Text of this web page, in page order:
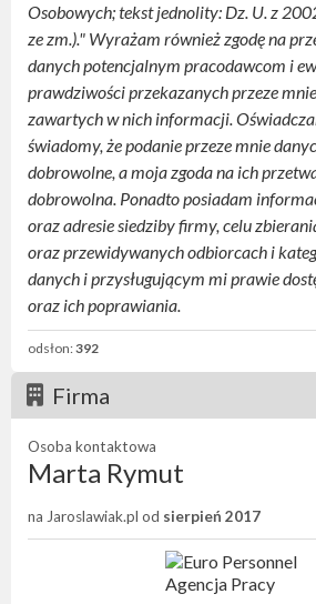
Osobowych; tekst jednolity: Dz. U. z
ze zm.)." Wyrażam również zgodę na
danych potencjalnym pracodawcom i
prawdziwości przekazanych przeze
zawartych w nich informacji.
świadomy, że podanie przeze mnie
dobrowolne, a moja zgoda na ich
dobrowolna. Ponadto posiadam
oraz adresie siedziby firmy, celu
oraz przewidywanych odbiorcach i
danych i przysługującym mi prawie
oraz ich poprawiania.
odsłon:392
Firma
Osoba kontaktowa
Marta Rymut
na Jaroslawiak.pl od sierpień 2017